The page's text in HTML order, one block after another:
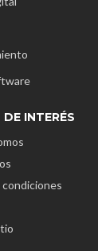
DE INTERÉS